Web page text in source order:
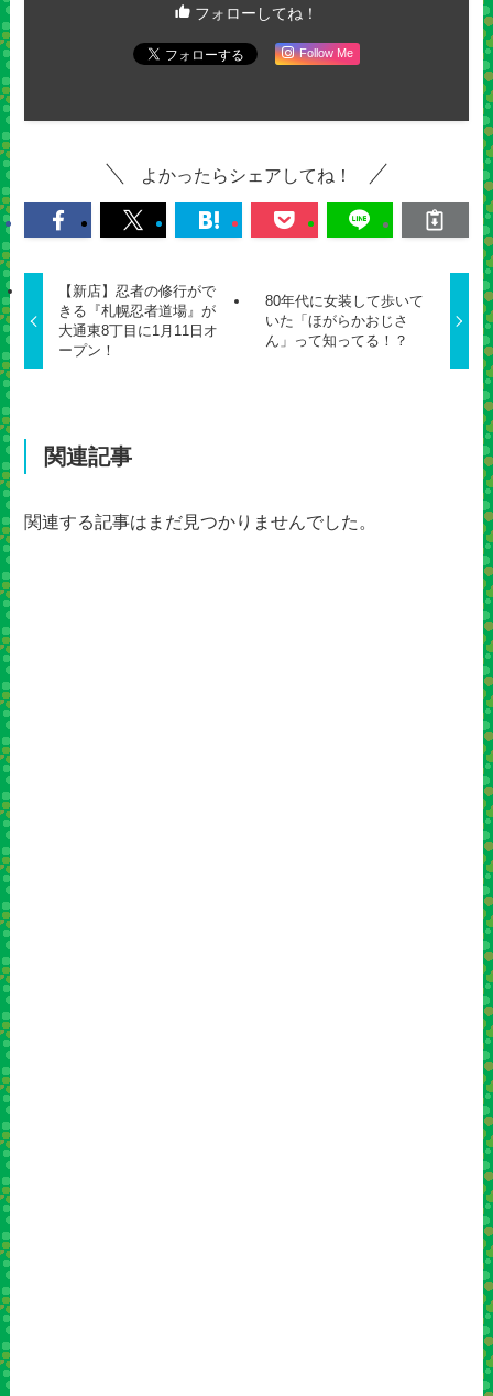
フォローしてね！
Follow Me
よかったらシェアしてね！
【新店】忍者の修行がで
きる『札幌忍者道場』が
大通東8丁目に1月11日オ
ープン！
80年代に女装して歩いて
いた「ほがらかおじさ
ん」って知ってる！？
関連記事
関連する記事はまだ見つかりませんでした。